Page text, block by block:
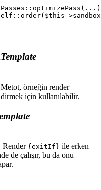
Metot, örneğin render
için kullanılabilir.
Render {exitIf} ile erken
de çalışır, bu da onu